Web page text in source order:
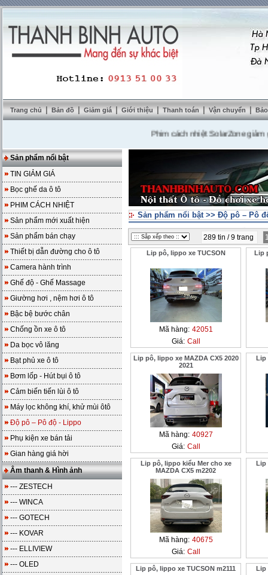
Trang chủ | Bản đồ | Giảm giá | Giới thiệu | Thanh toán | Vận chuyển |
Phim cách nhiệt SolarZone giảm giá
Sản phẩm nổi bật
TIN GIẢM GIÁ
Bọc ghế da ô tô
PHIM CÁCH NHIỆT
Sản phẩm mới xuất hiện
Sản phẩm bán chạy
Thiết bị dẫn đường cho ô tô
Camera hành trình
Ghế độ - Ghế Massage
Giường hơi , nệm hơi ô tô
Bậc bệ bước chân
Chống ồn xe ô tô
Da bọc vô lăng
Bạt phủ xe ô tô
Bơm lốp - Hút bụi ô tô
Cảm biến tiến lùi ô tô
Máy lọc không khí, khử mùi ôtô
Độ pô – Pô độ - Lippo
Phụ kiện xe bán tải
Gian hàng giá hời
Âm thanh & Hình ảnh
--- ZESTECH
--- WINCA
--- GOTECH
--- KOVAR
--- ELLIVIEW
--- OLED
Sản phẩm nổi bật>> Độ pô – Pô
289 tin / 9 trang
Lip pô, lippo xe TUCSON
Mã hàng: 42051
Giá: Call
Lip
Lip pô, lippo xe MAZDA CX5 2020
2021
Mã hàng: 40927
Giá: Call
Lip
Lip pô, lippo kiểu Mer cho xe
MAZDA CX5 m2202
Mã hàng: 40675
Giá: Call
Lip
Lip pô, lippo xe TUCSON m2111 Lip